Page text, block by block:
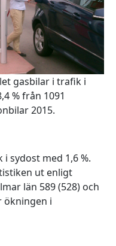
gasbilar i trafik i
% från 1091
2015.
sydost med 1,6 %.
ut enligt
län 589 (528) och
ökningen i